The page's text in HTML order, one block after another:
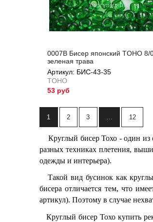
0007B Бисер японский TOHO 8/
зеленая трава
Артикул: БИС-43-35
TOHO
53 руб
1 2 3 … 12
Круглый бисер Тохо - один из
разных техниках плетения,
одежды и интерьера).
Такой вид бусинок как
бисера отличается тем, что
артикул). Поэтому в случае
Круглый бисерТохо купить